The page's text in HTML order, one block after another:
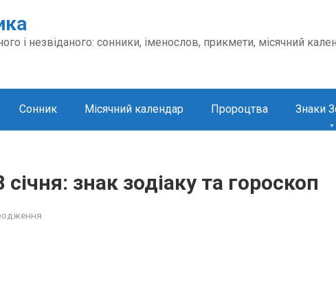
і незвіданого: сонники, іменослов, прикмети, місячний
Сонник Місячний календар Пророцтва Знаки
знак зодіаку та гороскоп